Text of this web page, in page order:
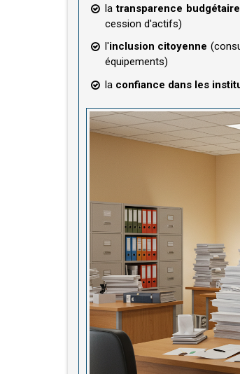
latransparence budgétaire
cession d'actifs)
l'inclusion citoyenne
équipements)
la confiance dans les